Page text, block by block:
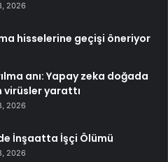
2026
hisselerine geçişi öneriyor
anı: Yapay zeka doğada
virüsler yarattı
2026
İnşaatta İşçi Ölümü
2026